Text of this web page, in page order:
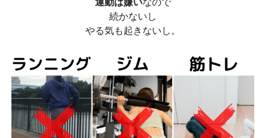
続かないし
やる気も起きないし。